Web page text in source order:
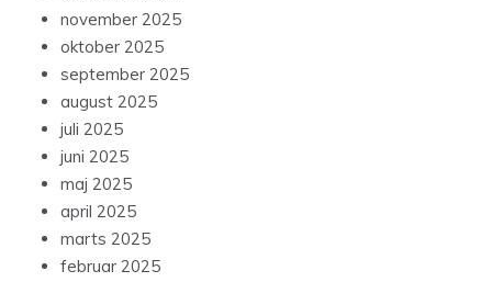
november 2025
oktober 2025
september 2025
august 2025
juli 2025
juni 2025
maj 2025
april 2025
marts 2025
februar 2025